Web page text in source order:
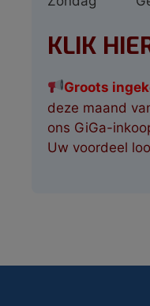
KLIK
Groots
deze maand
ons GiGa-
Uw voordeel